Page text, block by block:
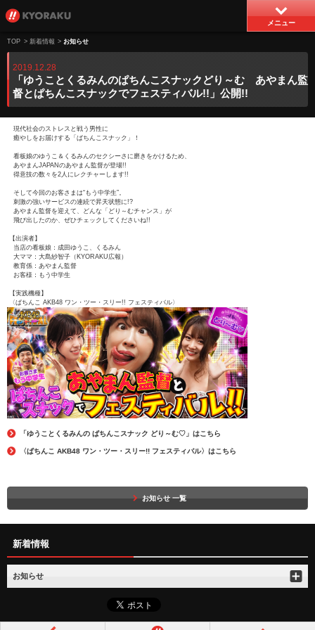
メニュー
TOP > 新着情報 > お知らせ
2019.12.28
「ゆうことくるみんのぱちんこスナックどり～む あやまん監
督とぱちんこスナックでフェスティバル!!」公開!!
現代社会のストレスと戦う男性に
癒やしをお届けする「ぱちんこスナック」！
看板娘のゆうこ＆くるみんのセクシーさに磨きをかけるため、
あやまんJAPANのあやまん監督が登場!!
得意技の数々を2人にレクチャーします!!
そして今回のお客さまは“もう中学生”。
刺激の強いサービスの連続で昇天状態に!?
あやまん監督を迎えて、どんな「どり～むチャンス」が
飛び出したのか、ぜひチェックしてくださいね!!
【出演者】
当店の看板娘：成田ゆうこ、くるみん
大ママ：大島紗智子（KYORAKU広報）
教育係：あやまん監督
お客様：もう中学生
【実践機種】
〈ぱちんこ AKB48 ワン・ツー・スリー!! フェスティバル〉
「ゆうことくるみんの ぱちんこスナック どり～む♡」はこちら
〈ぱちんこ AKB48 ワン・ツー・スリー!! フェスティバル〉はこちら
お知らせ 一覧
新着情報
お知らせ